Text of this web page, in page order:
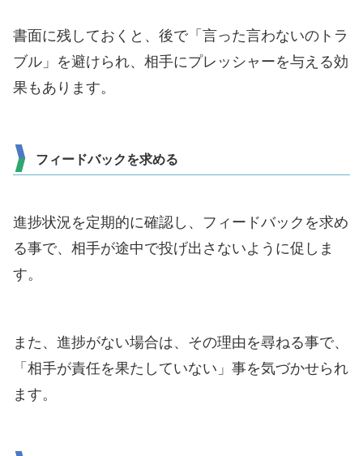
書面に残しておくと、後で「言った言わないのトラ
ブル」を避けられ、相手にプレッシャーを与える効
果もあります。
フィードバックを求める
進捗状況を定期的に確認し、フィードバックを求め
る事で、相手が途中で投げ出さないように促しま
す。
また、進捗がない場合は、その理由を尋ねる事で、
「相手が責任を果たしていない」事を気づかせられ
ます。